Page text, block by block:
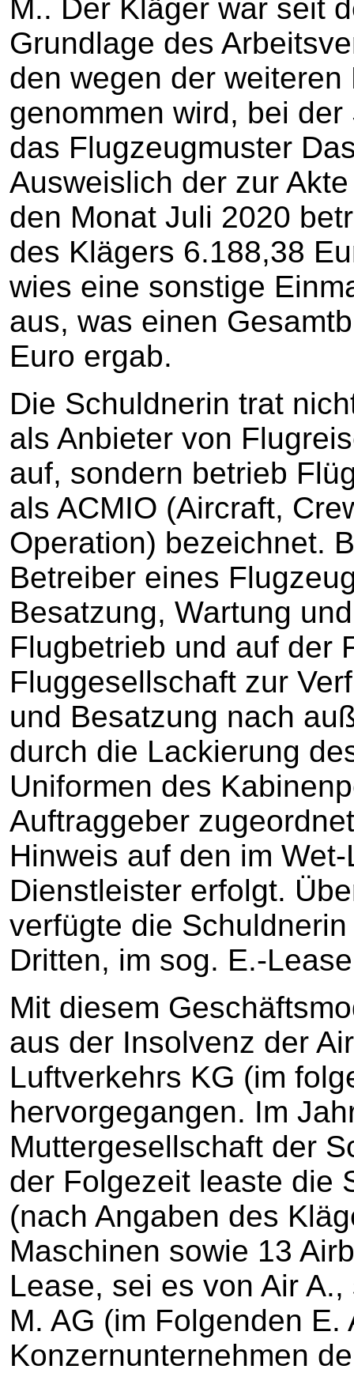
M.. Der Kläger war seit
Grundlage des
den wegen der
genommen wird, bei
das Flugzeugmuster
Ausweislich der zur
den Monat Juli 2020
des Klägers 6.188,38
wies eine sonstige
aus, was einen
Euro ergab.
Die Schuldnerin trat
als Anbieter von
auf, sondern betrieb
als ACMIO (Aircraft,
Operation) bezeichnet.
Betreiber eines
Besatzung, Wartung
Flugbetrieb und auf der
Fluggesellschaft zur
und Besatzung nach
durch die Lackierung
Uniformen des
Auftraggeber
Hinweis auf den im
Dienstleister erfolgt.
verfügte die
Dritten, im sog. E.-
Mit diesem
aus der Insolvenz der
Luftverkehrs KG (im
hervorgegangen. Im
Muttergesellschaft der
der Folgezeit leaste die
(nach Angaben des
Maschinen sowie 13
Lease, sei es von Air
M. AG (im Folgenden E.
Konzernunternehmen